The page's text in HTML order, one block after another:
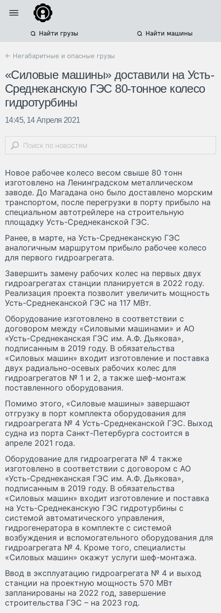
Найти грузы Найти машины
← Негабаритные и опасные грузы
«Силовые машины» доставили на Усть-
Среднеканскую ГЭС 80-тонное колесо
гидротурбины
14:45, 14 Апреля 2021
Новое рабочее колесо весом свыше 80 тонн
изготовлено на Ленинградском металлическом
заводе. До Магадана оно было доставлено морским
транспортом, после перегрузки в порту прибыло на
специальном автотрейлере на строительную
площадку Усть-Среднеканской ГЭС.
Ранее, в марте, на Усть-Среднеканскую ГЭС
аналогичным маршрутом прибыло рабочее колесо
для первого гидроагрегата.
Завершить замену рабочих колес на первых двух
гидроагрегатах станции планируется в 2022 году.
Реализация проекта позволит увеличить мощность
Усть-Среднеканской ГЭС на 117 МВт.
Оборудование изготовлено в соответствии с
договором между «Силовыми машинами» и АО
«Усть-Среднеканская ГЭС им. А.Ф. Дьякова»,
подписанным в 2019 году. В обязательства
«Силовых машин» входит изготовление и поставка
двух радиально-осевых рабочих колес для
гидроагрегатов № 1 и 2, а также шеф-монтаж
поставленного оборудования.
Помимо этого, «Силовые машины» завершают
отгрузку в порт комплекта оборудования для
гидроагрегата № 4 Усть-Среднеканской ГЭС. Выход
судна из порта Санкт-Петербурга состоится в
апреле 2021 года.
Оборудование для гидроагрегата № 4 также
изготовлено в соответствии с договором с АО
«Усть-Среднеканская ГЭС им. А.Ф. Дьякова»,
подписанным в 2019 году. В обязательства
«Силовых машин» входит изготовление и поставка
на Усть-Среднеканскую ГЭС гидротурбины с
системой автоматического управления,
гидрогенератора в комплекте с системой
возбуждения и вспомогательного оборудования для
гидроагрегата № 4. Кроме того, специалисты
«Силовых машин» окажут услуги шеф-монтажа.
Ввод в эксплуатацию гидроагрегата № 4 и выход
станции на проектную мощность 570 МВт
запланированы на 2022 год, завершение
строительства ГЭС – на 2023 год.